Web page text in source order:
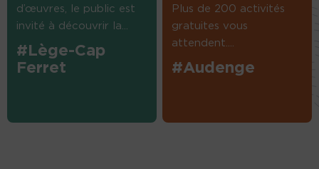
d’œuvres, le public est
invité à découvrir la...
#Lège-Cap
Ferret
Plus de 200 activités
gratuites vous
attendent....
#Audenge